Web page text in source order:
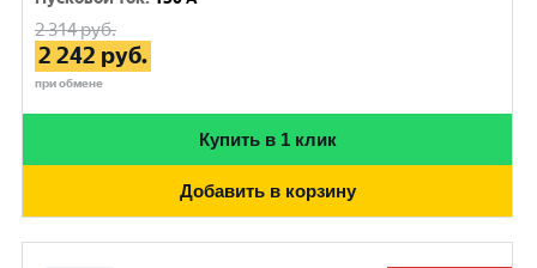
2 314руб.
2 242 руб.
при обмене
Купить в 1 клик
Добавить в корзину